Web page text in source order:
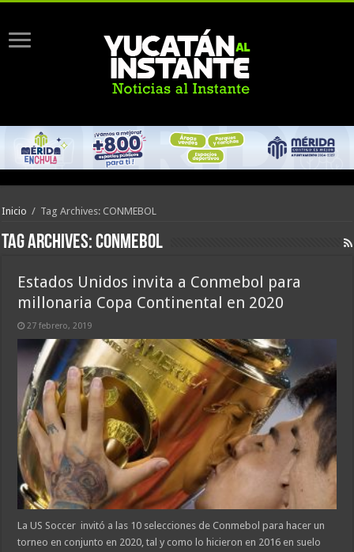
Inicio / Tag Archives: CONMEBOL
Tag Archives:CONMEBOL
Estados Unidos invita a Conmebol para
millonaria Copa Continental en 2020
27 febrero, 2019
La US Soccer invitó a las 10 selecciones de Conmebol para hacer un
torneo en conjunto en 2020, tal y como lo hicieron en 2016 en suelo